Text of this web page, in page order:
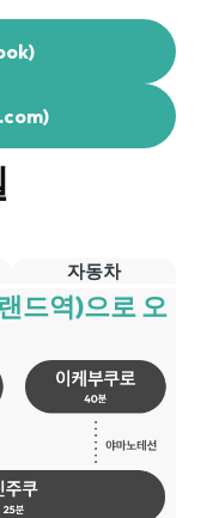
자동차
드역)으로 오